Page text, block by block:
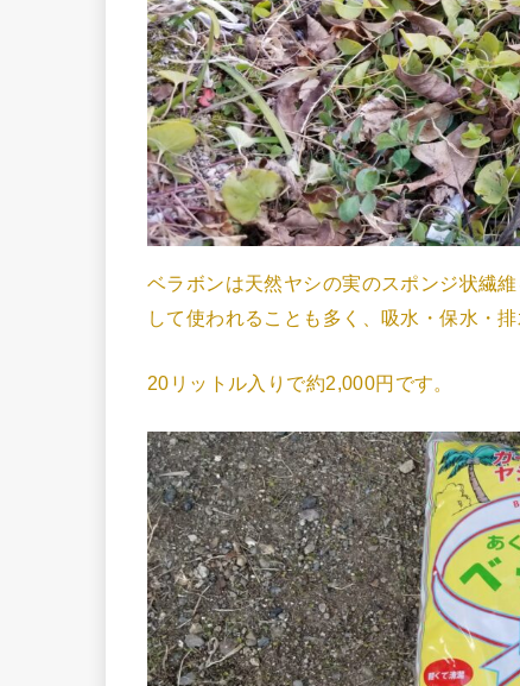
ベラボンは天然ヤシの実のスポンジ状繊
して使われることも多く、吸水・保水・
20リットル入りで約2,000円です。